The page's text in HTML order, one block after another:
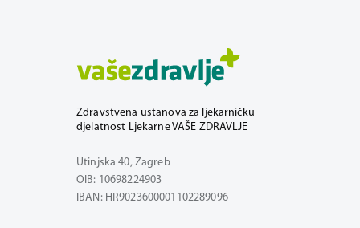
Zdravstvena ustanova za ljekarničku
djelatnost Ljekarne VAŠE ZDRAVLJE
Utinjska 40, Zagreb
OIB: 10698224903
IBAN: HR9023600001102289096